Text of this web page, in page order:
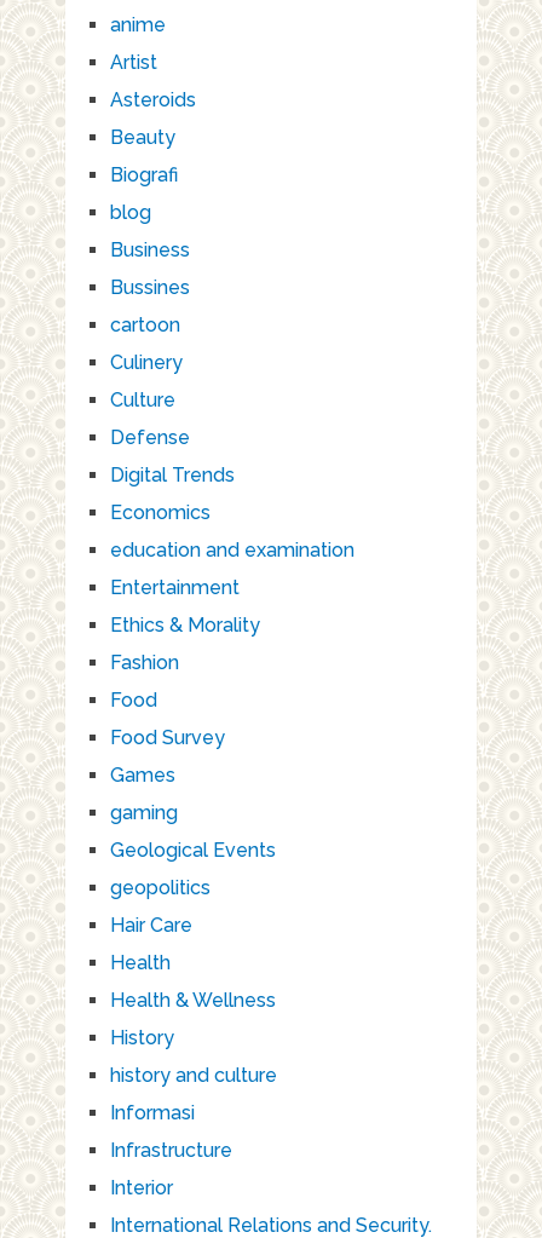
anime
Artist
Asteroids
Beauty
Biografi
blog
Business
Bussines
cartoon
Culinery
Culture
Defense
Digital Trends
Economics
education and examination
Entertainment
Ethics & Morality
Fashion
Food
Food Survey
Games
gaming
Geological Events
geopolitics
Hair Care
Health
Health & Wellness
History
history and culture
Informasi
Infrastructure
Interior
International Relations and Security.